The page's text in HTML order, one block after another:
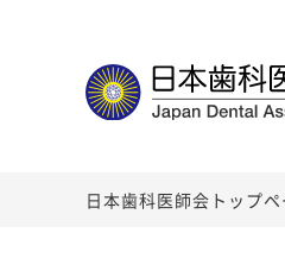
日本歯科医師会トップペ